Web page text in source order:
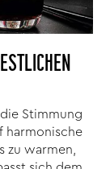
Stimmung
harmonische
zu warmen,